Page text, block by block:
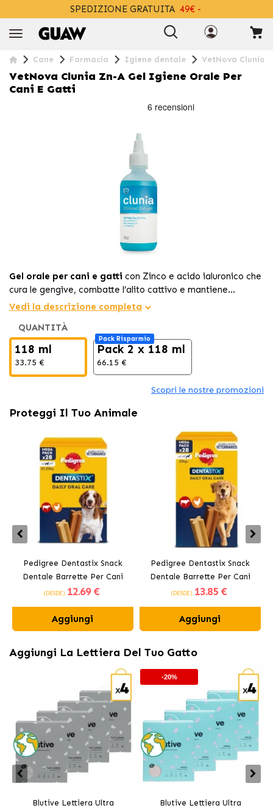
SPEDIZIONE GRATUITA 49€ -
Cane Farmacia Igiene dentale VetNova Clunia
VetNova Clunia Zn-A Gel Igiene Orale Per
Cani E Gatti
Gel orale per cani e gatti con Zinco e acido ialuronico che
cura le gengive, combatte l’alito cattivo e mantiene
un’igiene orale ottimale senza necessità di spazzolatura.
Vedi la descrizione completa
QUANTITÀ
118 ml
33.75 €
Pack Risparmio
Pack 2 x 118 ml
66.15 €
Scopri le nostre promozioni
Proteggi Il Tuo Animale
Pedigree Dentastix Snack
Dentale Barrette Per Cani
Medi 10-25 kg
(DESDE) 12.69 €
Aggiungi
Pedigree Dentastix Snack
Dentale Barrette Per Cani
Grandi +25 kg
(DESDE) 13.85 €
Aggiungi
Aggiungi La Lettiera Del Tuo Gatto
Blutive Lettiera Ultra
-20%
Blutive Lettiera Ultra